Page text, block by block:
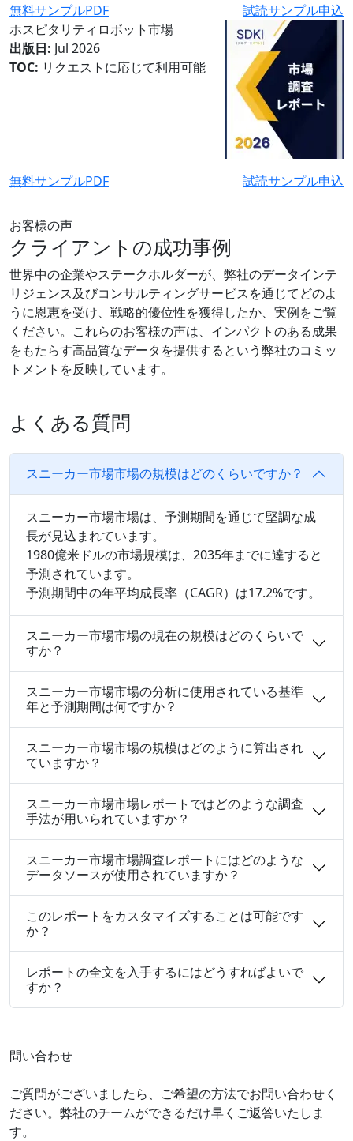
無料サンプルPDF
試読サンプル申込
ホスピタリティロボット市場
出版日: Jul 2026
TOC: リクエストに応じて利用可能
無料サンプルPDF 試読サンプル申込
お客様の声
クライアントの成功事例
世界中の企業やステークホルダーが、弊社のデータインテ
リジェンス及びコンサルティングサービスを通じてどのよ
うに恩恵を受け、戦略的優位性を獲得したか、実例をご覧
ください。これらのお客様の声は、インパクトのある成果
をもたらす高品質なデータを提供するという弊社のコミッ
トメントを反映しています。
よくある質問
スニーカー市場市場の規模はどのくらいですか？
スニーカー市場市場は、予測期間を通じて堅調な成
長が見込まれています。
1980億米ドルの市場規模は、2035年までに達すると
予測されています。
予測期間中の年平均成長率（CAGR）は17.2%です。
スニーカー市場市場の現在の規模はどのくらいで
すか？
スニーカー市場市場の分析に使用されている基準
年と予測期間は何ですか？
スニーカー市場市場の規模はどのように算出され
ていますか？
スニーカー市場市場レポートではどのような調査
手法が用いられていますか？
スニーカー市場市場調査レポートにはどのような
データソースが使用されていますか？
このレポートをカスタマイズすることは可能です
か？
レポートの全文を入手するにはどうすればよいで
すか？
問い合わせ
ご質問がございましたら、ご希望の方法でお問い合わせく
ださい。弊社のチームができるだけ早くご返答いたしま
す。